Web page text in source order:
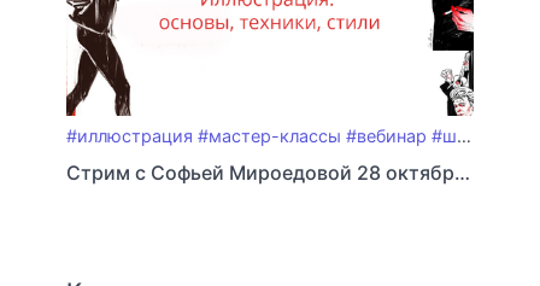
#иллюстрация #мастер-классы #вебинар #школа_мироедовой
Стрим с Софьей Мироедовой 28 октября 20:00 (Мск)